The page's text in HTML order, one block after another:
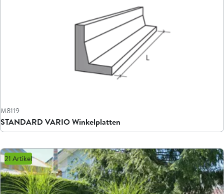
M8119
STANDARD VARIO Winkelplatten
21 Artikel